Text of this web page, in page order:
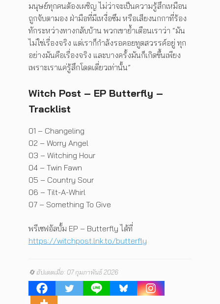
มนุษย์ทุกคนต้องเผชิญ ไม่ว่าจะเป็นความรู้สึกเหมือน
ถูกจับตามอง ฝ่ามือที่มีเหงื่อซึม หรือเสียงนกกาที่ร้อง
ทักระหว่างทางกลับบ้าน พวกเขาย้ำเตือนเราว่า “มัน
ไม่ใช่เรื่องจริง แต่เราก็กำลังรอคอยทูตสวรรค์อยู่ ทุก
อย่างมันคือเรื่องจริง และบางครั้งมันก็เกิดขึ้นเพียง
เพราะเราแค่รู้สึกโดดเดี่ยวเท่านั้น”
Witch Post – EP Butterfly –
Tracklist
01 – Changeling
02 – Worry Angel
03 – Witching Hour
04 – Twin Fawn
05 – Country Sour
06 – Tilt-A-Whirl
07 – Something To Give
พรีเซฟอัลบั้ม EP – Butterfly ได้ที่
https://witchpost.lnk.to/butterfly
🔄 อัปเดตเมื่อ: 07 กุมภาพันธ์ 2026